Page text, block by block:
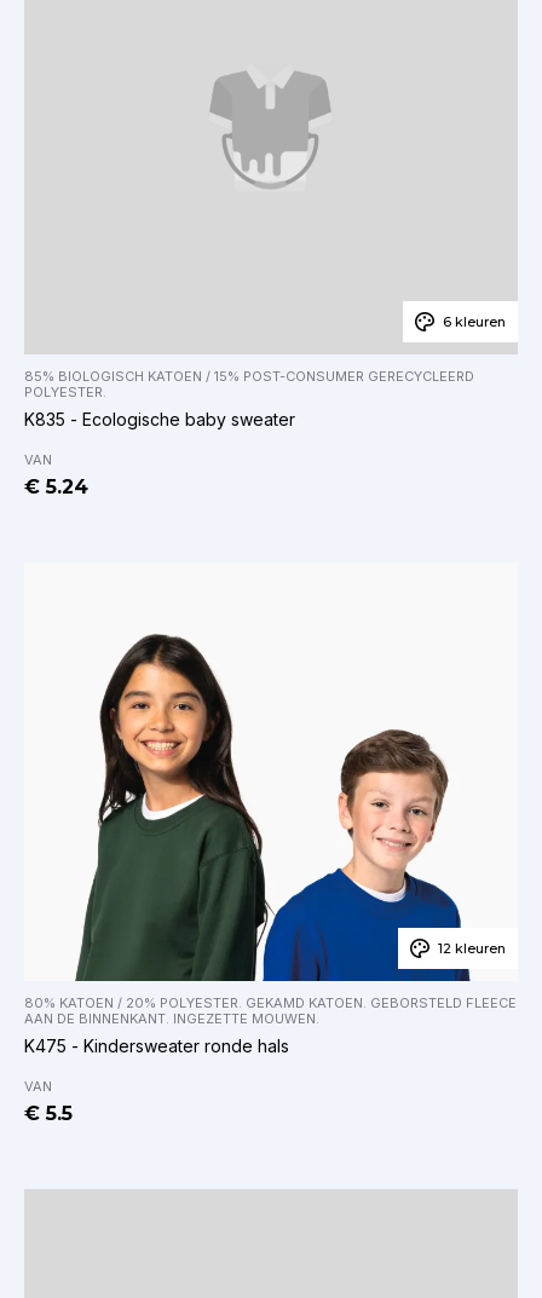
6 kleuren
85% BIOLOGISCH KATOEN / 15% POST-CONSUMER GERECYCLEERD
POLYESTER.
K835 - Ecologische baby sweater
VAN
€ 5.24
12 kleuren
80% KATOEN / 20% POLYESTER. GEKAMD KATOEN. GEBORSTELD FLEECE
AAN DE BINNENKANT. INGEZETTE MOUWEN.
K475 - Kindersweater ronde hals
VAN
€ 5.5